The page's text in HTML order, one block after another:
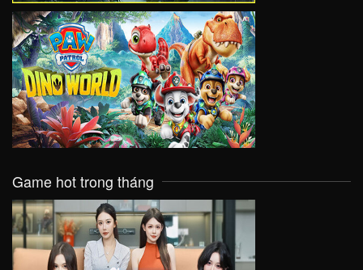
VIEW
Game hot trong tháng
VIEW